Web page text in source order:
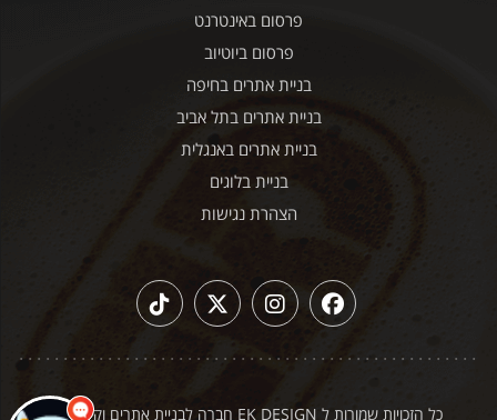
פרסום באינטרנט
פרסום ביוטיוב
בניית אתרים בחיפה
בניית אתרים בתל אביב
בניית אתרים באנגלית
בניית בלוגים
הצהרת נגישות
כל הזכויות שמורות ל EK DESIGN חברה לבניית אתרים וקידום |